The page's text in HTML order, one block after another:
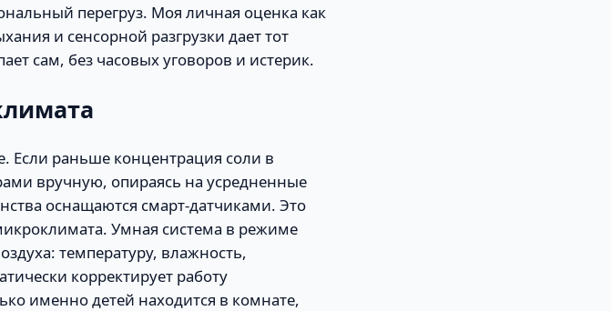
перегруз. Моя личная оценка как
и сенсорной разгрузки дает тот
сам, без часовых уговоров и истерик.
Если раньше концентрация соли в
вручную, опираясь на усредненные
оснащаются смарт-датчиками. Это
Умная система в режиме
температуру, влажность,
корректирует работу
именно детей находится в комнате,